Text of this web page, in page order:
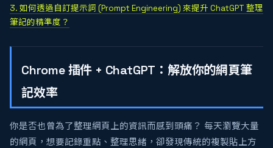
3. 如何透過自訂提示詞 (Prompt Engineering) 來提升 ChatGPT 整理
筆記的精準度？
Chrome 插件 + ChatGPT：解放你的網頁筆
記效率
你是否也曾為了整理網頁上的資訊而感到頭痛？ 每天瀏覽大量
的網頁，想要記錄重點、整理思緒，卻發現傳統的複製貼上方